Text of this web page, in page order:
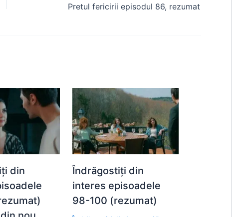
Pretul fericirii episodul 86, rezumat
din
Îndrăgostiți din
interes episoadele
98-100 (rezumat)